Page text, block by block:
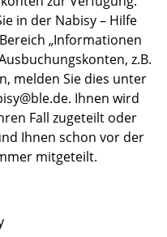
in der Nabisy – Hilfe
„Informationen
z.B.
melden Sie dies unter
Ihnen wird
Fall zugeteilt oder
Ihnen schon vor der
mitgeteilt.